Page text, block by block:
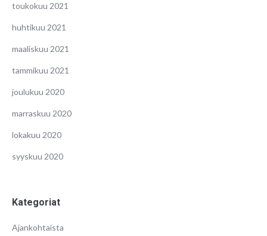
toukokuu 2021
huhtikuu 2021
maaliskuu 2021
tammikuu 2021
joulukuu 2020
marraskuu 2020
lokakuu 2020
syyskuu 2020
Kategoriat
Ajankohtaista